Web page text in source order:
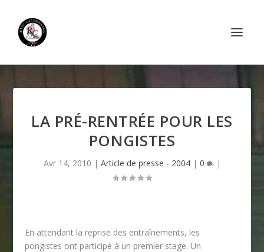
LA PRÉ-RENTRÉE POUR LES
PONGISTES
Avr 14, 2010 | Article de presse - 2004| 0 |
En attendant la reprise des entraînements, les
pongistes ont participé à un premier stage. Un